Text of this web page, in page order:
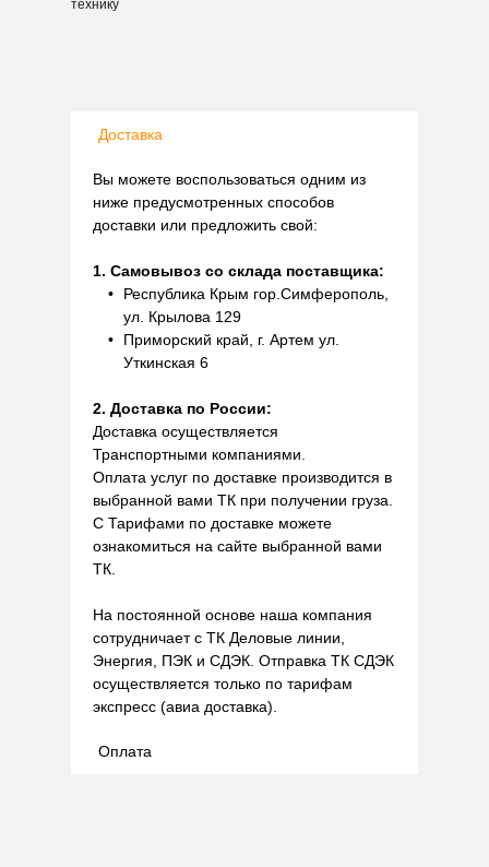
технику
Доставка
Вы можете воспользоваться одним из
ниже предусмотренных способов
доставки или предложить свой:
1. Самовывоз со склада поставщика:
Республика Крым гор.Симферополь,
ул. Крылова 129
Приморский край, г. Артем ул.
Уткинская 6
2. Доставка по России:
Доставка осуществляется
Транспортными компаниями.
Оплата услуг по доставке производится в
выбранной вами ТК при получении груза.
С Тарифами по доставке можете
ознакомиться на сайте выбранной вами
ТК.
На постоянной основе наша компания
сотрудничает с ТК Деловые линии,
Энергия, ПЭК и СДЭК. Отправка ТК СДЭК
осуществляется только по тарифам
экспресс (авиа доставка).
Оплата